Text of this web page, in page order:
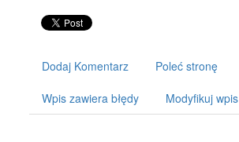
Dodaj Komentarz Poleć stronę
Wpis zawiera błędy Modyfikuj wpis